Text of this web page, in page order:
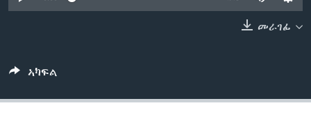
ቂሔ ጽልሚ
መራገፊ
ኣካፍል